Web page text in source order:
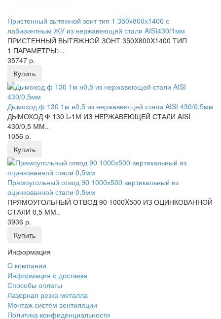
Пристенный вытяжной зонт тип 1 350х800х1400 с
лабиринтным ЖУ из нержавеющей стали AISI430/1мм
ПРИСТЕННЫЙ ВЫТЯЖНОЙ ЗОНТ 350X800X1400 ТИП
1 ПАРАМЕТРЫ:·..
35747 р.
Купить
Дымоход ф 130 1м н0,5 из нержавеющей стали AISI 430/0,5мм
ДЫМОХОД Ф 130 L-1М ИЗ НЕРЖАВЕЮЩЕЙ СТАЛИ AISI
430/0,5 ММ..
1056 р.
Купить
Прямоугольный отвод 90 1000х500 вертикальный из
оцинкованной стали 0,5мм
ПРЯМОУГОЛЬНЫЙ ОТВОД 90 1000X500 ИЗ ОЦИНКОВАННОЙ
СТАЛИ 0,5 ММ..
3936 р.
Купить
Информация
O компании
Информация о доставке
Способы оплаты
Лазерная резка металла
Монтаж систем вентиляции
Политика конфиденциальности